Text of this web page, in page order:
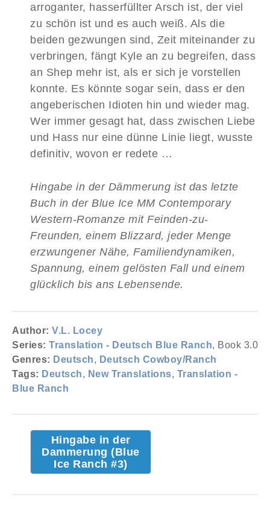
arroganter, hasserfüllter Arsch ist, der viel
zu schön ist und es auch weiß. Als die
beiden gezwungen sind, Zeit miteinander zu
verbringen, fängt Kyle an zu begreifen, dass
an Shep mehr ist, als er sich je vorstellen
konnte. Es könnte sogar sein, dass er den
angeberischen Idioten hin und wieder mag.
Wer immer gesagt hat, dass zwischen Liebe
und Hass nur eine dünne Linie liegt, wusste
definitiv, wovon er redete …
Hingabe in der Dämmerung ist das letzte
Buch in der Blue Ice MM Contemporary
Western-Romanze mit Feinden-zu-
Freunden, einem Blizzard, jeder Menge
erzwungener Nähe, Familiendynamiken,
Spannung, einem gelösten Fall und einem
glücklich bis ans Lebensende.
Author: V.L. Locey
Series: Translation - Deutsch Blue Ranch, Book 3.0
Genres: Deutsch, Deutsch Cowboy/Ranch
Tags: Deutsch, New Translations, Translation -
Blue Ranch
Hingabe in der
Dammerung (Blue
Ice Ranch #3)